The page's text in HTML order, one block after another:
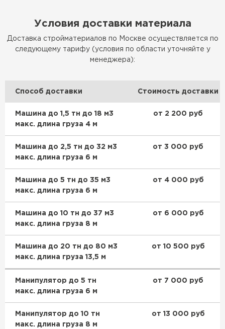
Условия доставки материала
Доставка стройматериалов по Москве осуществляется по
следующему тарифу (условия по области уточняйте у
менеджера):
Способ доставки Стоимость доставки
Машина до 1,5 тн до 18 м3
макс. длина груза 4 м
от 2 200 руб
Машина до 2,5 тн до 32 м3
макс. длина груза 6 м
от 3 000 руб
Машина до 5 тн до 35 м3
макс. длина груза 6 м
от 4 000 руб
Машина до 10 тн до 37 м3
макс. длина груза 8 м
от 6 000 руб
Машина до 20 тн до 80 м3
макс. длина груза 13,5 м
от 10 500 руб
Манипулятор до 5 тн
макс. длина груза 6 м
от 7 000 руб
Манипулятор до 10 тн
макс. длина груза 8 м
от 13 000 руб